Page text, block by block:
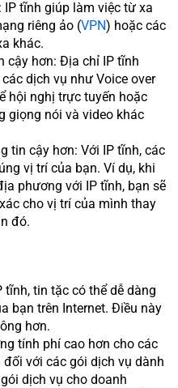
tĩnh giúp làm việc từ xa
riêng ảo (VPN) hoặc các
khác.
cậy hơn: Địa chỉ IP tĩnh
dịch vụ như Voice over
hội nghị trực tuyến hoặc
giọng nói và video khác
tin cậy hơn: Với IP tĩnh, các
vị trí của bạn. Ví dụ, khi
phương với IP tĩnh, bạn sẽ
cho vị trí của mình thay
đó.
tĩnh, tin tặc có thể dễ dàng
bạn trên Internet. Điều này
hơn.
tính phí cao hơn cho các
với các gói dịch vụ dành
dịch vụ cho doanh